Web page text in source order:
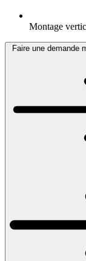
Montage
Faire une demande